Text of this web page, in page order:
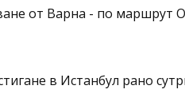
от Варна - по маршрут
в Истанбул рано